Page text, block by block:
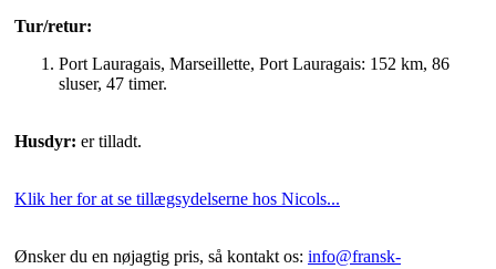
Tur/retur:
Port Lauragais, Marseillette, Port Lauragais: 152 km, 86
sluser, 47 timer.
Husdyr: er tilladt.
Klik her for at se tillægsydelserne hos Nicols...
Ønsker du en nøjagtig pris, så kontakt os: info@fransk-